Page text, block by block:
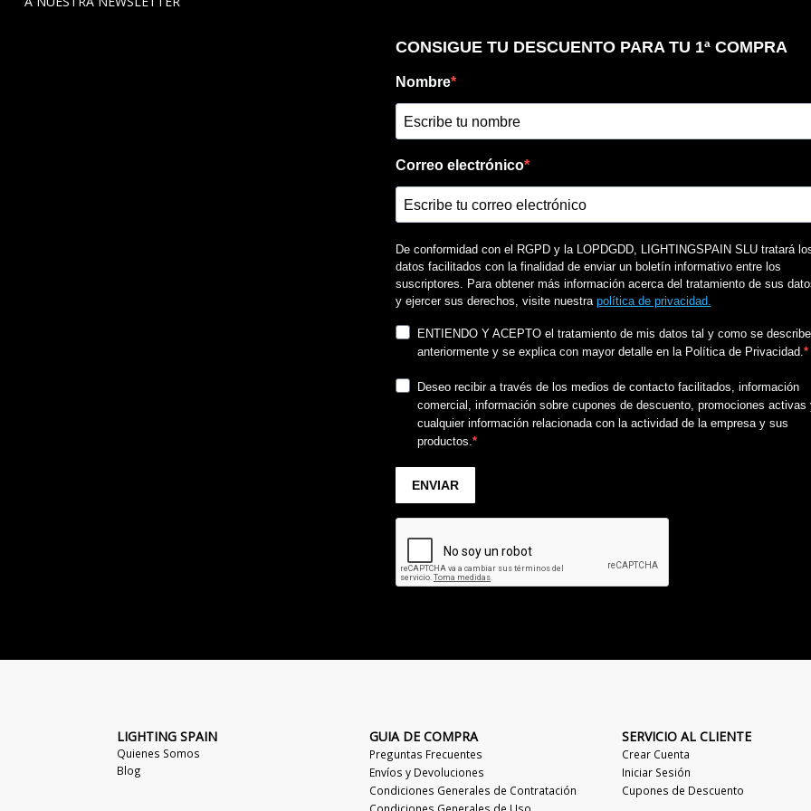
Regulación
Uso
LIGHTING SPAIN
Quienes Somos
Blog
GUIA DE COMPRA
Preguntas Frecuentes
Envíos y Devoluciones
Condiciones Generales de Contratación
Condiciones Generales de Uso
SERVICIO AL CLIENTE
Crear Cuenta
Iniciar Sesión
Cupones de Descuento